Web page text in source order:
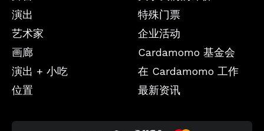
演出
艺术家
画廊
演出 + 小吃
位置
特殊门票
企业活动
Cardamomo 基金会
在 Cardamomo 工作
最新资讯